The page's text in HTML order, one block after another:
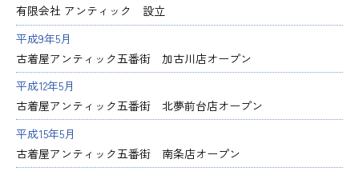
有限会社 アンティック 設立
平成9年5月
古着屋アンティック五番街 加古川店オープン
平成12年5月
古着屋アンティック五番街 北夢前台店オープン
平成15年5月
古着屋アンティック五番街 南条店オープン